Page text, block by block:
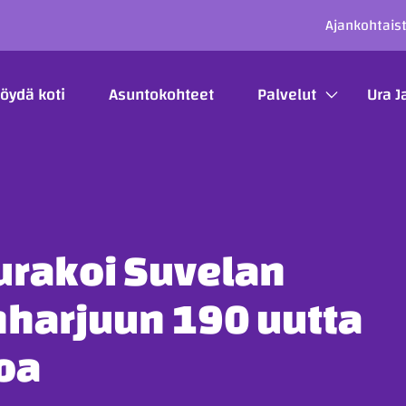
koti Asuntokohteet Palvelut Ura
Suvelan
190 uutta